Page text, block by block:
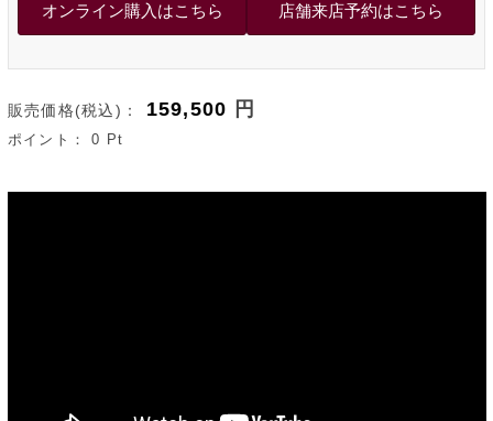
販売価格(税込)： 159,500 円
ポイント：0 Pt